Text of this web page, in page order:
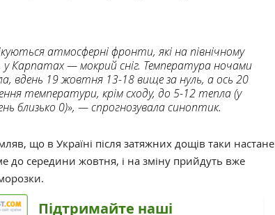
атмосферні фронти, які на північному
у Карпатах — мокрий сніг. Температура ночами
вдень 19 жовтня 13-18 вище за нуль, а ось 20
температури, крім сходу, до 5-12 тепла (у
близько 0)», — спрогнозувала синоптик.
що в Україні після затяжних дощів таки настане
до середини жовтня, і на зміну прийдуть вже
Підтримайте наші